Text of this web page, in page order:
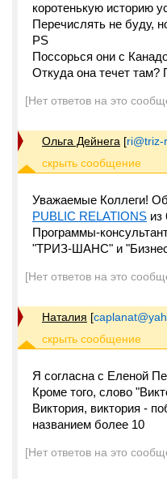
коротенькую историю
Перечислять не буду,
PS
Поссорься они с
Откуда она течет там?
[Нет ответов на это
Ольга Дейнега [ri@triz-
Уважаемые Коллеги!
PUBLIC RELATIONS из
Программы-
"ТРИЗ-ШАНС" и "Бизнес-
[Нет ответов на это
Наталия [
Я согласна с Еленой
Кроме того, слово
Виктория, виктория -
названием более 10
[Нет ответов на это